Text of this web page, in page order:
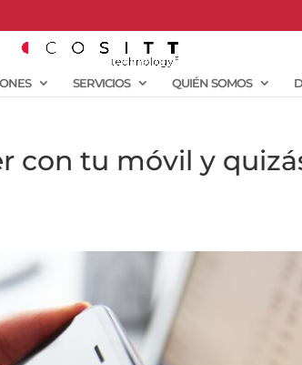
SERVICIOS QUIÉN SOMOS
con tu móvil y